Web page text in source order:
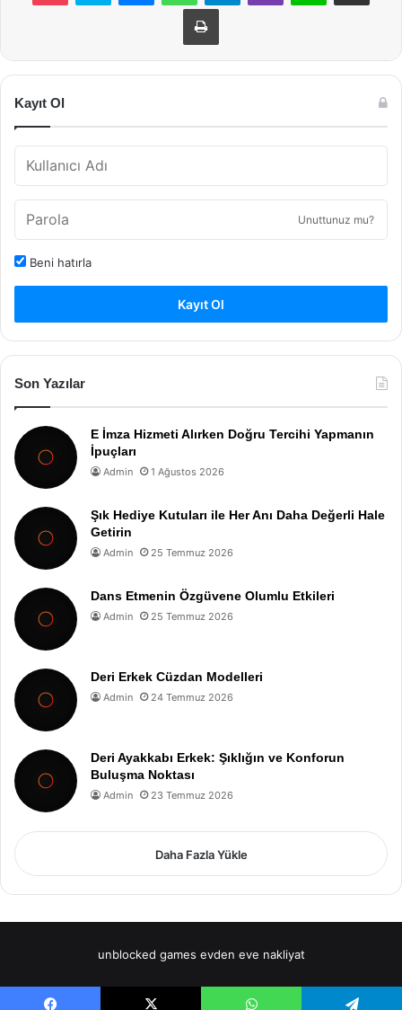
Yazdır
Kayıt Ol
Unuttunuz mu?
Beni hatırla
Kayıt Ol
Son Yazılar
E İmza Hizmeti Alırken Doğru Tercihi Yapmanın
İpuçları
Admin 1 Ağustos 2026
Şık Hediye Kutuları ile Her Anı Daha Değerli Hale
Getirin
Admin 25 Temmuz 2026
Dans Etmenin Özgüvene Olumlu Etkileri
Admin 25 Temmuz 2026
Deri Erkek Cüzdan Modelleri
Admin 24 Temmuz 2026
Deri Ayakkabı Erkek: Şıklığın ve Konforun
Buluşma Noktası
Admin 23 Temmuz 2026
Daha Fazla Yükle
unblocked games evden eve nakliyat